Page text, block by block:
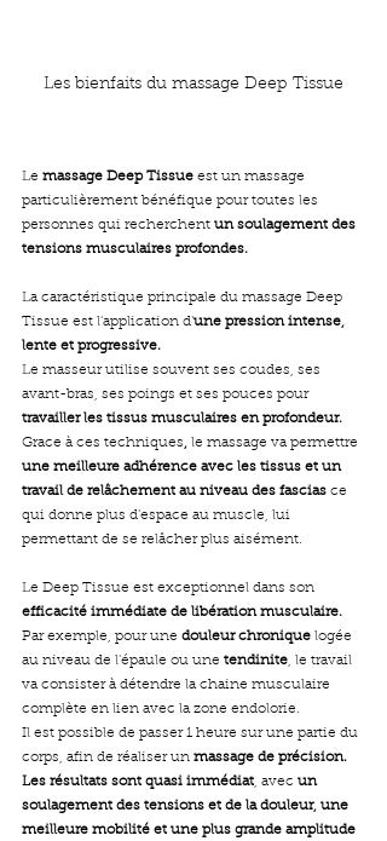
Les bienfaits du massage Deep Tissue
Le massage Deep Tissue est un massage
particulièrement bénéfique pour toutes les
personnes qui recherchent un soulagement des
tensions musculaires profondes.
La caractéristique principale du massage Deep
Tissue est l'application d'une pression intense,
lente et progressive.
Le masseur utilise souvent ses coudes, ses
avant-bras, ses poings et ses pouces pour
travailler les tissus musculaires en profondeur.
Grace à ces techniques, le massage va permettre
une meilleure adhérence avec les tissus et un
travail de relâchement au niveau des fascias ce
qui donne plus d'espace au muscle, lui
permettant de se relâcher plus aisément.
Le Deep Tissue est exceptionnel dans son
efficacité immédiate de libération musculaire.
Par exemple, pour une douleur chronique logée
au niveau de l'épaule ou une tendinite , le travail
va consister à détendre la chaine musculaire
complète en lien avec la zone endolorie.
Il est possible de passer 1 heure sur une partie du
corps, afin de réaliser un massage de précision.
Les résultats sont quasi immédiat , avec un
soulagement des tensions et de la douleur, une
meilleure mobilité et une plus grande amplitude